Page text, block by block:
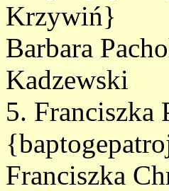
Krzywiń}
Barbara
Kadzewski
5. Franciszka
Franciszka